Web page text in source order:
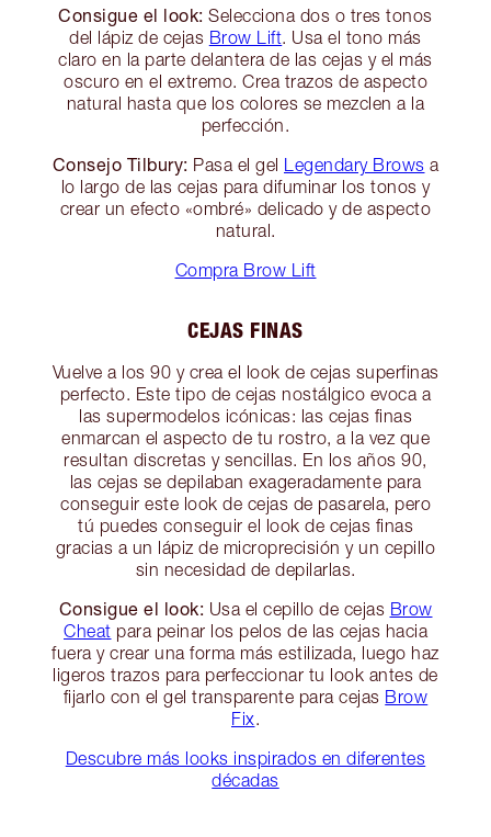
Consigue el look: Selecciona dos o tres tonos
del lápiz de cejas Brow Lift. Usa el tono más
claro en la parte delantera de las cejas y el más
oscuro en el extremo. Crea trazos de aspecto
natural hasta que los colores se mezclen a la
perfección.
Consejo Tilbury: Pasa el gel Legendary Brows a
lo largo de las cejas para difuminar los tonos y
crear un efecto «ombré» delicado y de aspecto
natural.
Compra Brow Lift
CEJAS FINAS
Vuelve a los 90 y crea el look de cejas superfinas
perfecto. Este tipo de cejas nostálgico evoca a
las supermodelos icónicas: las cejas finas
enmarcan el aspecto de tu rostro, a la vez que
resultan discretas y sencillas. En los años 90,
las cejas se depilaban exageradamente para
conseguir este look de cejas de pasarela, pero
tú puedes conseguir el look de cejas finas
gracias a un lápiz de microprecisión y un cepillo
sin necesidad de depilarlas.
Consigue el look: Usa el cepillo de cejas Brow
Cheat para peinar los pelos de las cejas hacia
fuera y crear una forma más estilizada, luego haz
ligeros trazos para perfeccionar tu look antes de
fijarlo con el gel transparente para cejas Brow
Fix.
Descubre más looks inspirados en diferentes
décadas